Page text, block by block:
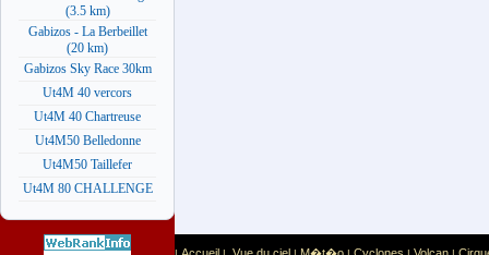
(3.5 km)
Gabizos - La Berbeillet
(20 km)
Gabizos Sky Race 30km
Ut4M 40 vercors
Ut4M 40 Chartreuse
Ut4M50 Belledonne
Ut4M50 Taillefer
Ut4M 80 CHALLENGE